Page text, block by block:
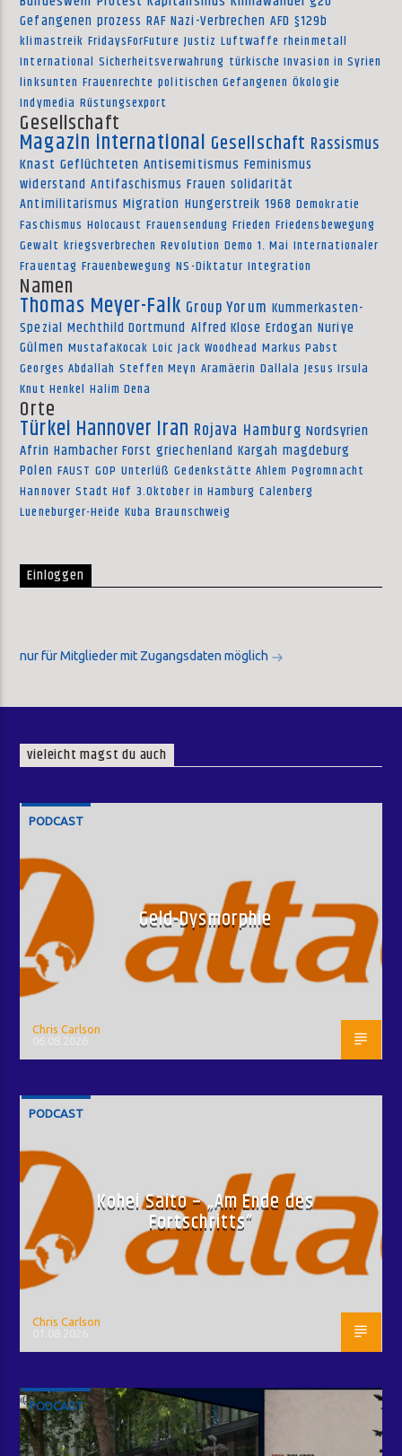
Gefangenen prozess RAF Nazi-Verbrechen AFD §129b
klimastreik FridaysForFuture Justiz Luftwaffe rheinmetall
International Sicherheitsverwahrung türkische Invasion in Syrien
linksunten Frauenrechte politischen Gefangenen Ökologie
Indymedia Rüstungsexport
Gesellschaft
Magazin international Gesellschaft Rassismus
Knast Geflüchteten Antisemitismus Feminismus
widerstand Antifaschismus Frauen solidarität
Antimilitarismus Migration Hungerstreik 1968 Demokratie
Faschismus Holocaust Frauensendung Frieden Friedensbewegung
Gewalt kriegsverbrechen Revolution Demo 1. Mai Internationaler
Frauentag Frauenbewegung NS-Diktatur Integration
Namen
Thomas Meyer-Falk Group Yorum Kummerkasten-
Spezial Mechthild Dortmund Alfred Klose Erdogan Nuriye
Gülmen MustafaKocak Loic Jack Woodhead Markus Pabst
Georges Abdallah Steffen Meyn Aramäerin Dallala Jesus Irsula
Knut Henkel Halim Dena
Orte
Türkei Hannover Iran Rojava Hamburg Nordsyrien
Afrin Hambacher Forst griechenland Kargah magdeburg
Polen FAUST GOP Unterlüß Gedenkstätte Ahlem Pogromnacht
Hannover Stadt Hof 3.Oktober in Hamburg Calenberg
Lueneburger-Heide Kuba Braunschweig
Einloggen
nur für Mitglieder mit Zugangsdaten möglich
vieleicht magst du auch
PODCAST
Geld-Dysmorphie
Chris Carlson
PODCAST
Kohei Saito – „Am Ende des
Fortschritts“
Chris Carlson
PODCAST